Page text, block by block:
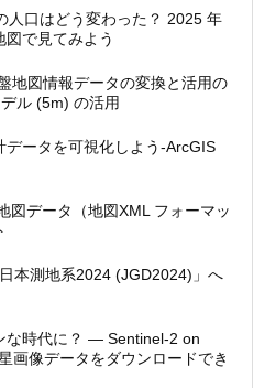
人口はどう変わった？ 2025 年
図で見てみよう
地図情報データの変換と活用の
ル (5m) の活用
データを可視化しよう-ArcGIS
図データ（地図XML フォーマッ
本測地系2024 (JGD2024)」へ
な時代に？ ― Sentinel-2 on
画像データをダウンロードでき